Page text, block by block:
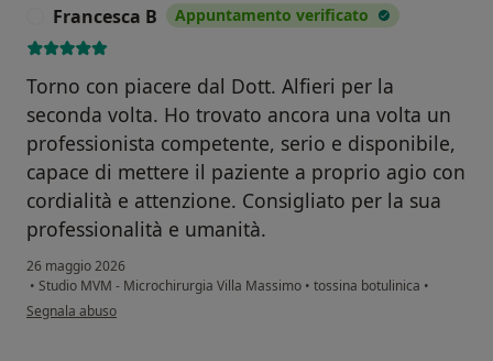
Francesca B Appuntamento verificato
Torno con piacere dal Dott. Alfieri per la
seconda volta. Ho trovato ancora una volta un
professionista competente, serio e disponibile,
capace di mettere il paziente a proprio agio con
cordialità e attenzione. Consigliato per la sua
professionalità e umanità.
26 maggio 2026
• Studio MVM - Microchirurgia Villa Massimo • tossina botulinica •
secondo l'opinione dell'utente Francesca B
Segnala abuso